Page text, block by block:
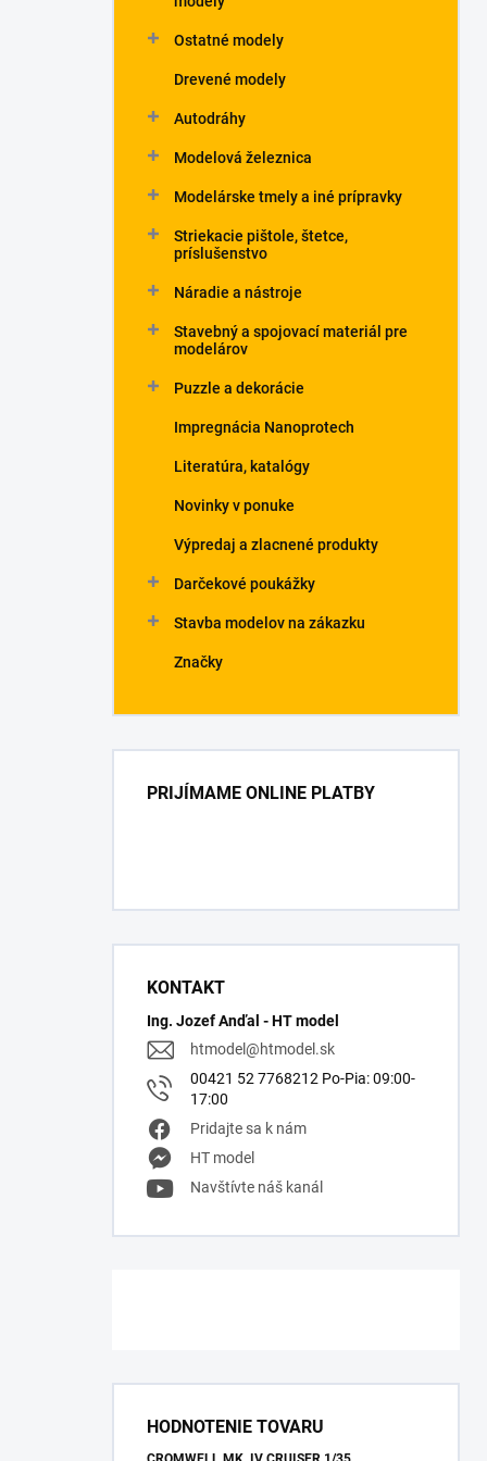
Ostatné modely
Drevené modely
Autodráhy
Modelová železnica
Modelárske tmely a iné prípravky
Striekacie pištole, štetce,
príslušenstvo
Náradie a nástroje
Stavebný a spojovací materiál pre
modelárov
Puzzle a dekorácie
Impregnácia Nanoprotech
Literatúra, katalógy
Novinky v ponuke
Výpredaj a zlacnené produkty
Darčekové poukážky
Stavba modelov na zákazku
Značky
PRIJÍMAME ONLINE PLATBY
KONTAKT
Ing. Jozef Anďal - HT model
htmodel@htmodel.sk
00421 52 7768212 Po-Pia: 09:00-
17:00
Pridajte sa k nám
HT model
Navštívte náš kanál
HODNOTENIE TOVARU